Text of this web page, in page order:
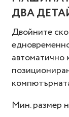
ДВА
Двойните
автоматично
Мин. размер